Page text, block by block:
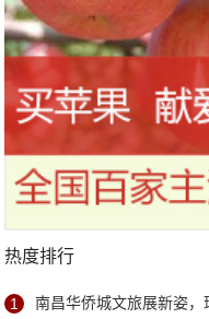
热度排行
1 南昌华侨城文旅展新姿，